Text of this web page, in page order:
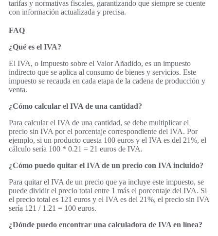
tarifas y normativas fiscales, garantizando que siempre se cuente
con información actualizada y precisa.
FAQ
¿Qué es el IVA?
El IVA, o Impuesto sobre el Valor Añadido, es un impuesto
indirecto que se aplica al consumo de bienes y servicios. Este
impuesto se recauda en cada etapa de la cadena de producción y
venta.
¿Cómo calcular el IVA de una cantidad?
Para calcular el IVA de una cantidad, se debe multiplicar el
precio sin IVA por el porcentaje correspondiente del IVA. Por
ejemplo, si un producto cuesta 100 euros y el IVA es del 21%, el
cálculo sería 100 * 0.21 = 21 euros de IVA.
¿Cómo puedo quitar el IVA de un precio con IVA incluido?
Para quitar el IVA de un precio que ya incluye este impuesto, se
puede dividir el precio total entre 1 más el porcentaje del IVA. Si
el precio total es 121 euros y el IVA es del 21%, el precio sin IVA
sería 121 / 1.21 = 100 euros.
¿Dónde puedo encontrar una calculadora de IVA en línea?